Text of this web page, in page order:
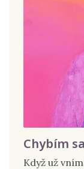
Chybím
Když už